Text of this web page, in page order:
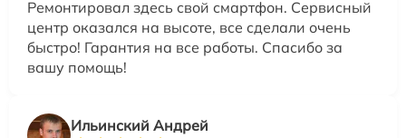
Ремонтировал здесь свой смартфон. Сервисный
центр оказался на высоте, все сделали очень
быстро! Гарантия на все работы. Спасибо за
вашу помощь!
Ильинский Андрей